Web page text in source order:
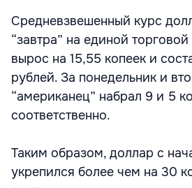
Средневзвешенный курс
“завтра” на единой
вырос на 15,55 копеек и
рублей. За понедельник и
“американец” набрал 9 и 5
соответственно.
Таким образом, доллар с
укрепился более чем на 30